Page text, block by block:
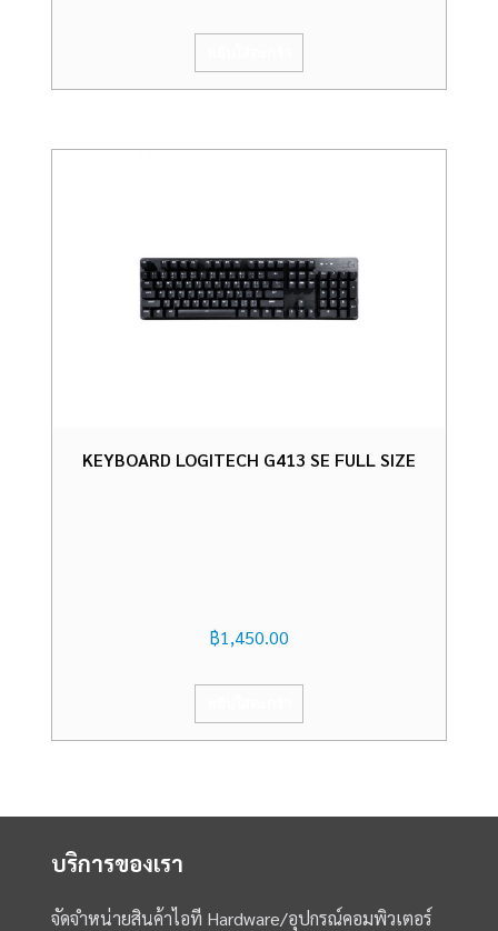
KEYBOARD LOGITECH G413 SE FULL SIZE
฿1,450.00
บริการของเรา
จัดจำหน่ายสินค้าไอที Hardware/อุปกรณ์คอมพิวเตอร์